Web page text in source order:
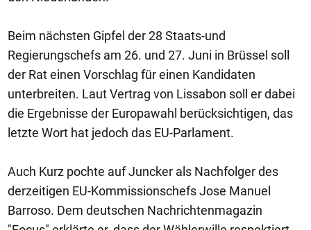
Beim nächsten Gipfel der 28 Staats-und
Regierungschefs am 26. und 27. Juni in Brüssel soll
der Rat einen Vorschlag für einen Kandidaten
unterbreiten. Laut Vertrag von Lissabon soll er dabei
die Ergebnisse der Europawahl berücksichtigen, das
letzte Wort hat jedoch das EU-Parlament.
Auch Kurz pochte auf Juncker als Nachfolger des
derzeitigen EU-Kommissionschefs Jose Manuel
Barroso. Dem deutschen Nachrichtenmagazin